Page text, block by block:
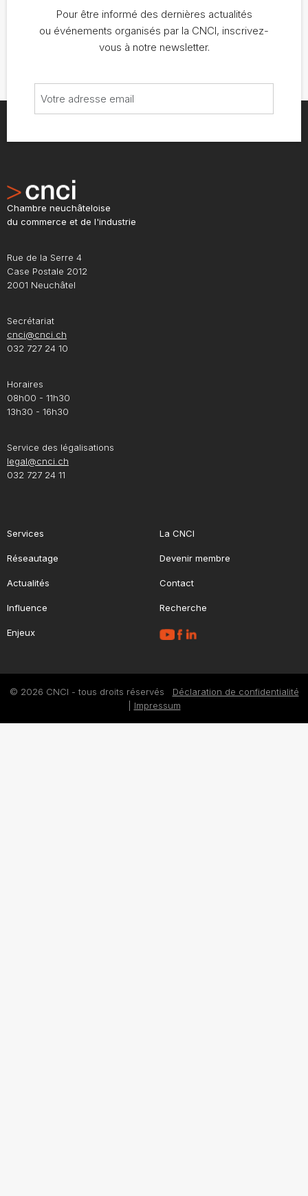
Pour être informé des dernières actualités
ou événements organisés par la CNCI, inscrivez-
vous à notre newsletter.
Chambre neuchâteloise
du commerce et de l'industrie
Rue de la Serre 4
Case Postale 2012
2001 Neuchâtel
Secrétariat
cnci@cnci.ch
032 727 24 10
Horaires
08h00 - 11h30
13h30 - 16h30
Service des légalisations
legal@cnci.ch
032 727 24 11
Services
Réseautage
Actualités
Influence
Enjeux
La CNCI
Devenir membre
Contact
Recherche
© 2026 CNCI - tous droits réservés Déclaration de confidentialité
Impressum